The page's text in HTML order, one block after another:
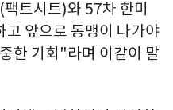
트시트)와 57차 한미
고 앞으로 동맹이 나가야
한 기회"라며 이같이 말